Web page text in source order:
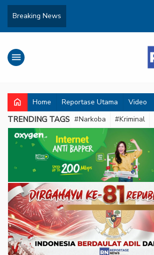
Breaking News
menu
home Home Reportase Utama Video
TRENDING TAGS #Narkoba #Kriminal